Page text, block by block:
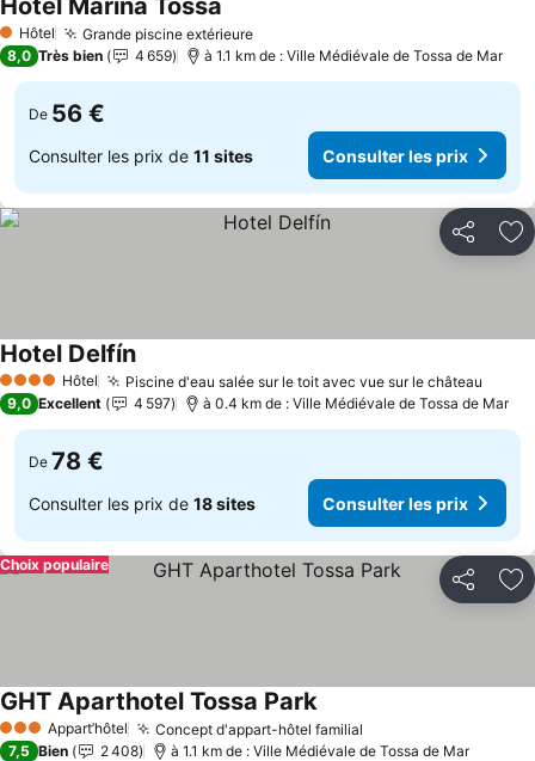
1 Étoiles
Hôtel Grande piscine extérieureConsulter les prix
Hotel Marina Tossa
8,0 Très bien 4 659 à 1.1 km de : Ville Médiévale de Tossa de Mar
De 56 €
Consulter les prix de 11 sites Consulter les prix
Partager
4 Étoiles Hôtel Piscine d'eau salée sur le toit avec vue sur le château
Hotel DelfínConsulter les prix
9,0 Excellent 4 597 à 0.4 km de : Ville Médiévale de Tossa de Mar
De 78 €
Consulter les prix de 18 sites Consulter les prix
Partager
Choix populaire
3 ÉtoilesAppart’hôtel Concept d'appart-hôtel familial
GHT Aparthotel Tossa ParkConsulter les prix
7,5 Bien 2 408 à 1.1 km de : Ville Médiévale de Tossa de Mar